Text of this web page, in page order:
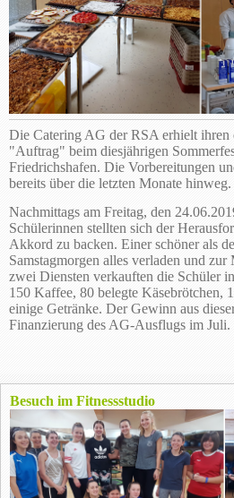
Die Catering AG der RSA erhielt ihren
"Auftrag" beim diesjährigen
Friedrichshafen. Die Vorbereitungen
bereits über die letzten Monate hinweg.
Nachmittags am Freitag, den
Schülerinnen stellten sich der
Akkord zu backen. Einer schöner als
Samstagmorgen alles verladen und
zwei Diensten verkauften die Schüler
150 Kaffee, 80 belegte Käsebrötchen,
einige Getränke. Der Gewinn aus
Finanzierung des AG-Ausflugs im Juli.
Besuch im Fitnessstudio